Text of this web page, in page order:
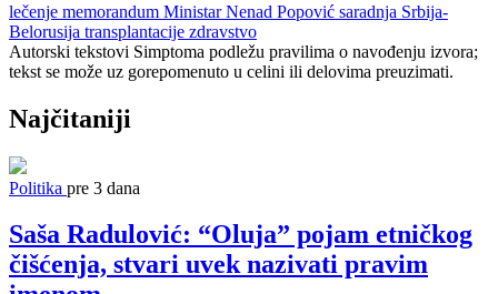
lečenje memorandum Ministar Nenad Popović saradnja Srbija-
Belorusija transplantacije zdravstvo
Autorski tekstovi Simptoma podležu pravilima o navođenju izvora;
tekst se može uz gorepomenuto u celini ili delovima preuzimati.
Najčitaniji
Politika pre 3 dana
Saša Radulović: “Oluja” pojam etničkog
čišćenja, stvari uvek nazivati pravim